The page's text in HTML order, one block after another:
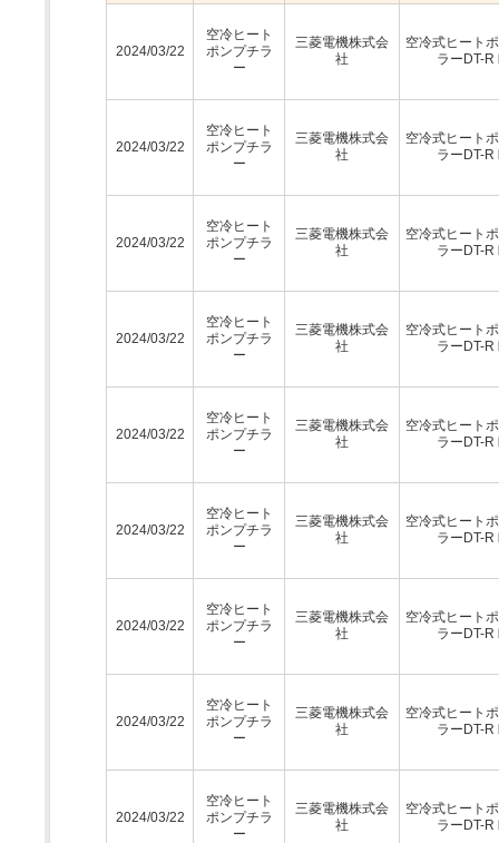
2024/03/22
空冷ヒート
ポンプチラ
ー
三菱電機株式会
社
空冷式ヒート
ラーDT-
2024/03/22
空冷ヒート
ポンプチラ
ー
三菱電機株式会
社
空冷式ヒート
ラーDT-
2024/03/22
空冷ヒート
ポンプチラ
ー
三菱電機株式会
社
空冷式ヒート
ラーDT-
2024/03/22
空冷ヒート
ポンプチラ
ー
三菱電機株式会
社
空冷式ヒート
ラーDT-
2024/03/22
空冷ヒート
ポンプチラ
ー
三菱電機株式会
社
空冷式ヒート
ラーDT-
2024/03/22
空冷ヒート
ポンプチラ
ー
三菱電機株式会
社
空冷式ヒート
ラーDT-
2024/03/22
空冷ヒート
ポンプチラ
ー
三菱電機株式会
社
空冷式ヒート
ラーDT-
2024/03/22
空冷ヒート
ポンプチラ
ー
三菱電機株式会
社
空冷式ヒート
ラーDT-
2024/03/22
空冷ヒート
ポンプチラ
ー
三菱電機株式会
社
空冷式ヒート
ラーDT-